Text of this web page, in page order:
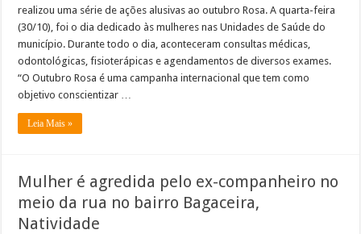
realizou uma série de ações alusivas ao outubro Rosa. A quarta-feira
(30/10), foi o dia dedicado às mulheres nas Unidades de Saúde do
município. Durante todo o dia, aconteceram consultas médicas,
odontológicas, fisioterápicas e agendamentos de diversos exames.
“O Outubro Rosa é uma campanha internacional que tem como
objetivo conscientizar …
Leia Mais »
Mulher é agredida pelo ex-companheiro no
meio da rua no bairro Bagaceira,
Natividade